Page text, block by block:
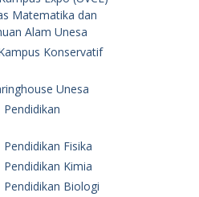
Matematika dan
Alam Unesa
Konservatif
Unesa
Fisika
Kimia
Pendidikan Biologi